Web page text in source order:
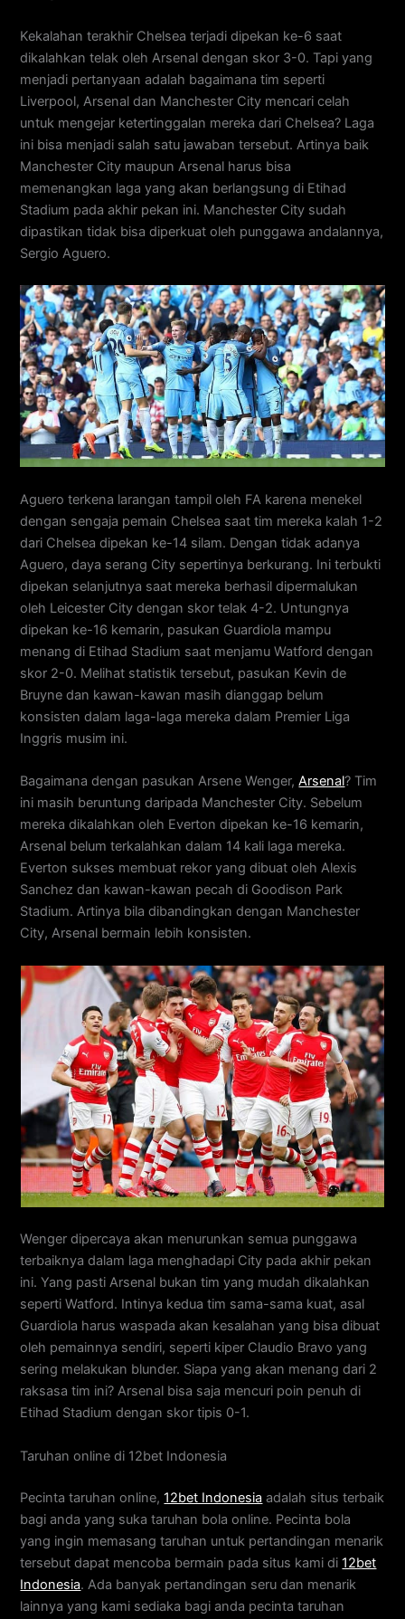
Kekalahan terakhir Chelsea terjadi dipekan ke-6 saat
dikalahkan telak oleh Arsenal dengan skor 3-0. Tapi yang
menjadi pertanyaan adalah bagaimana tim seperti
Liverpool, Arsenal dan Manchester City mencari celah
untuk mengejar ketertinggalan mereka dari Chelsea? Laga
ini bisa menjadi salah satu jawaban tersebut. Artinya baik
Manchester City maupun Arsenal harus bisa
memenangkan laga yang akan berlangsung di Etihad
Stadium pada akhir pekan ini. Manchester City sudah
dipastikan tidak bisa diperkuat oleh punggawa andalannya,
Sergio Aguero.
Aguero terkena larangan tampil oleh FA karena menekel
dengan sengaja pemain Chelsea saat tim mereka kalah 1-2
dari Chelsea dipekan ke-14 silam. Dengan tidak adanya
Aguero, daya serang City sepertinya berkurang. Ini terbukti
dipekan selanjutnya saat mereka berhasil dipermalukan
oleh Leicester City dengan skor telak 4-2. Untungnya
dipekan ke-16 kemarin, pasukan Guardiola mampu
menang di Etihad Stadium saat menjamu Watford dengan
skor 2-0. Melihat statistik tersebut, pasukan Kevin de
Bruyne dan kawan-kawan masih dianggap belum
konsisten dalam laga-laga mereka dalam Premier Liga
Inggris musim ini.
Bagaimana dengan pasukan Arsene Wenger,Arsenal? Tim
ini masih beruntung daripada Manchester City. Sebelum
mereka dikalahkan oleh Everton dipekan ke-16 kemarin,
Arsenal belum terkalahkan dalam 14 kali laga mereka.
Everton sukses membuat rekor yang dibuat oleh Alexis
Sanchez dan kawan-kawan pecah di Goodison Park
Stadium. Artinya bila dibandingkan dengan Manchester
City, Arsenal bermain lebih konsisten.
Wenger dipercaya akan menurunkan semua punggawa
terbaiknya dalam laga menghadapi City pada akhir pekan
ini. Yang pasti Arsenal bukan tim yang mudah dikalahkan
seperti Watford. Intinya kedua tim sama-sama kuat, asal
Guardiola harus waspada akan kesalahan yang bisa dibuat
oleh pemainnya sendiri, seperti kiper Claudio Bravo yang
sering melakukan blunder. Siapa yang akan menang dari 2
raksasa tim ini? Arsenal bisa saja mencuri poin penuh di
Etihad Stadium dengan skor tipis 0-1.
Taruhan online di 12bet Indonesia
Pecinta taruhan online,12bet Indonesia adalah situs terbaik
bagi anda yang suka taruhan bola online. Pecinta bola
yang ingin memasang taruhan untuk pertandingan menarik
tersebut dapat mencoba bermain pada situs kami di12bet
Indonesia. Ada banyak pertandingan seru dan menarik
lainnya yang kami sediaka bagi anda pecinta taruhan